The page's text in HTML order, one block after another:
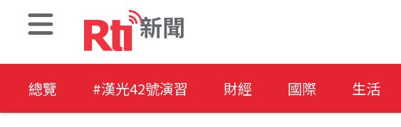
新聞
總覽 #漢光42號演習 財經 國際 生活